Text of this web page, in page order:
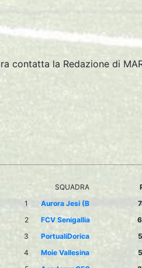
contatta la Redazione di
SQUADRA
1
Aurora Jesi (B
2
FCV Senigallia
3
PortualiDorica
4
Moie Vallesina